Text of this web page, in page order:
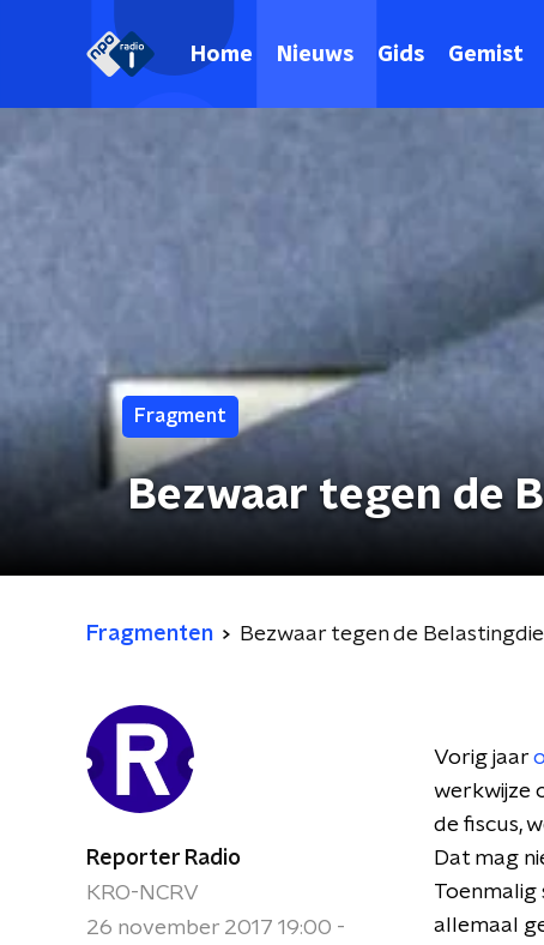
Home Nieuws Gids Gemist
Fragment
Bezwaar tegen de
Fragmenten Bezwaar tegen de
Reporter Radio
KRO-NCRV
26 november 2017 19:00 -
Vorig jaar
werkwijze
de fiscus,
Dat mag
Toenmalig
allemaal